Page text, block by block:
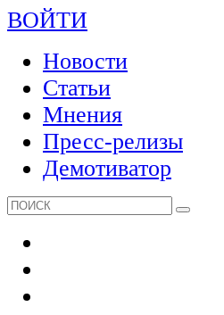
ВОЙТИ
Новости
Статьи
Мнения
Пресс-релизы
Демотиватор